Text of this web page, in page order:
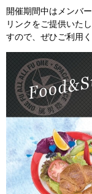
開催期間中はメンバ
リンクをご提供いた
すので、ぜひご利用く